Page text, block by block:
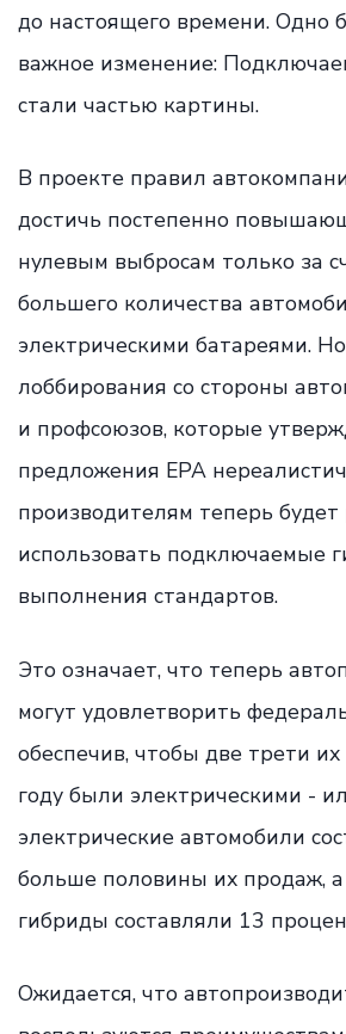
до настоящего времени. Одно
важное изменение:
стали частью картины.
В проекте правил
достичь постепенно
нулевым выбросам только за
большего количества
электрическими батареями.
лоббирования со стороны
и профсоюзов, которые
предложения EPA
производителям теперь
использовать подключаемые
выполнения стандартов.
Это означает, что теперь
могут удовлетворить
обеспечив, чтобы две трети
году были электрическими -
электрические автомобили
больше половины их продаж,
гибриды составляли 13
Ожидается, что